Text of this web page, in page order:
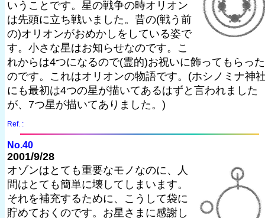
いうことです。星の戦争の時オリオン
は先頭に立ち戦いました。昔の(戦う前
の)オリオンがおめかしをしている姿で
す。小さな星はお知らせなのです。こ
れからは4つになるので(霊的)お祝いに飾ってもらった
のです。これはオリオンの物語です。(ホシノミナ神
にも最初は4つの星が描いてあるはずと言われました
が、7つ星が描いてありました。)
Ref. :
No.40
2001/9/28
オゾンはとても重要なモノなのに、人
間はとても簡単に壊してしまいます。
それを補充するために、こうして袋に
貯めておくのです。お星さまに感謝し